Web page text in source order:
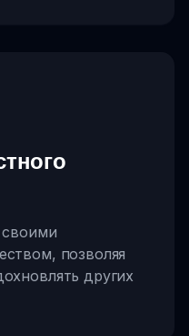
своими
позволяя
других